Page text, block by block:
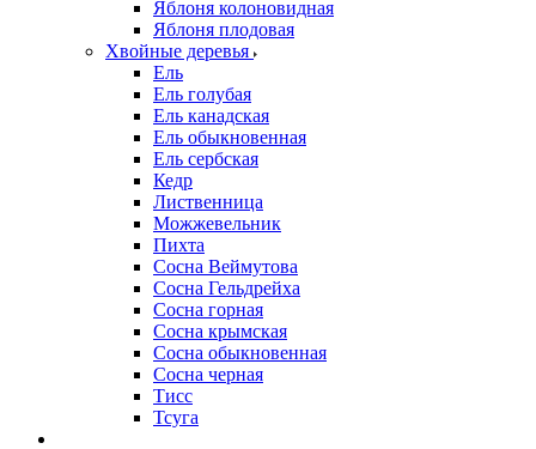
Яблоня колоновидная
Яблоня плодовая
Хвойные деревья
Ель
Ель голубая
Ель канадская
Ель обыкновенная
Ель сербская
Кедр
Лиственница
Можжевельник
Пихта
Сосна Веймутова
Сосна Гельдрейха
Сосна горная
Сосна крымская
Сосна обыкновенная
Сосна черная
Тисс
Тсуга